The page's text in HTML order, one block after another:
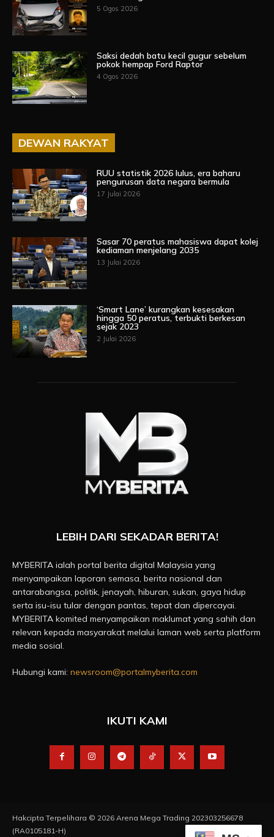
5 Ogos 2026
Saksi dedah batu kecil gugur sebelum
pokok hempap Ford Raptor
4 Ogos 2026
DEWAN RAKYAT
RUU statistik 2026 lulus, era baharu
pengurusan data negara bermula
17 Julai 2026
Sasar 70 peratus mahasiswa dapat kolej
kediaman menjelang 2035
13 Julai 2026
‘Smart Lane’ kurangkan kesesakan
hingga 50 peratus, terbukti berkesan
sejak 2023
2 Julai 2026
LEBIH DARI SEKADAR BERITA!
MYBERITA ialah portal berita digital Malaysia yang
menyampaikan laporan semasa, berita nasional dan
antarabangsa, politik, jenayah, hiburan, sukan, gaya hidup
serta isu-isu tular dengan pantas, tepat dan dipercayai.
MYBERITA komited menyampaikan maklumat yang sahih dan
relevan kepada masyarakat melalui laman web serta platform
media sosial.
Hubungi kami: newsroom@portalmyberita.com
IKUTI KAMI
Hakcipta Terpelihara © 2026 Arena Mega Trading 202303256678
(RA0105181-H)